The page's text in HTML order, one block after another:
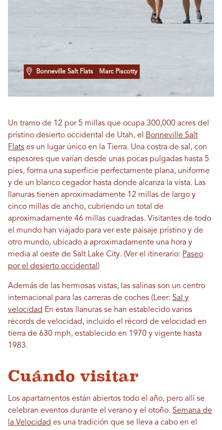
Bonneville Salt Flats Marc Piscotty
Un tramo de 12 por 5 millas que ocupa 300,000 acres del
prístino desierto occidental de Utah, el
Bonneville Salt
Flats es un lugar único en la Tierra. Una costra de sal, con
espesores que varían desde unas pocas pulgadas hasta 5
pies, forma una superficie perfectamente plana, uniforme
y de un blanco cegador hasta donde alcanza la vista. Las
llanuras tienen aproximadamente 12 millas de largo y
cinco millas de ancho, cubriendo un total de
aproximadamente 46 millas cuadradas. Visitantes de todo
el mundo han viajado para ver este paisaje prístino y de
otro mundo, ubicado a aproximadamente una hora y
media al oeste de Salt Lake City. (Ver el itinerario: Paseo
por el desierto occidental )
Además de las hermosas vistas, las salinas son un centro
internacional para las carreras de coches (Leer: Sal y
velocidad En estas llanuras se han establecido varios
récords de velocidad, incluido el récord de velocidad en
tierra de 630 mph, establecido en 1970 y vigente hasta
1983.
Cuándo visitar
Los apartamentos están abiertos todo el año, pero allí se
celebran eventos durante el verano y el otoño. Semana de
la Velocidad es una tradición que se lleva a cabo en el